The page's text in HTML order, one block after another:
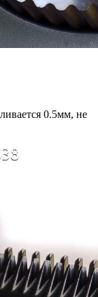
0.5мм, не